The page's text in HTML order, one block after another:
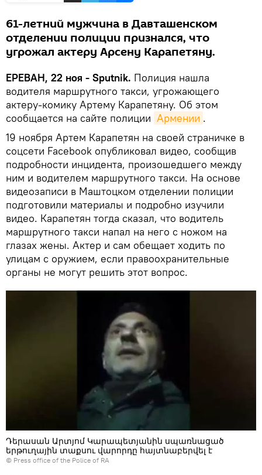
61-летний мужчина в Давташенском
отделении полиции признался, что
угрожал актеру Арсену Карапетяну.
ЕРЕВАН, 22 ноя - Sputnik. Полиция нашла
водителя маршрутного такси, угрожающего
актеру-комику Артему Карапетяну. Об этом
сообщается на сайте полиции Армении .
19 ноября Артем Карапетян на своей страничке в
соцсети Facebook опубликовал видео, сообщив
подробности инцидента, произошедшего между
ним и водителем маршрутного такси. На основе
видеозаписи в Маштоцком отделении полиции
подготовили материалы и подробно изучили
видео. Карапетян тогда сказал, что водитель
маршрутного такси напал на него с ножом на
глазах жены. Актер и сам обещает ходить по
улицам с оружием, если правоохранительные
органы не могут решить этот вопрос.
Դերասան Արտյոմ Կարապետյանին սպառնացած
երթուղային տաքսու վարորդը հայտնաբերվել է
© Press office of the Police of RA